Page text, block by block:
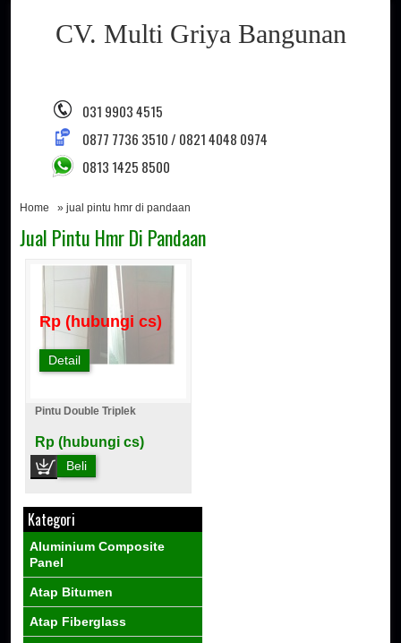
CV. Multi Griya Bangunan
031 9903 4515
0877 7736 3510 / 0821 4048 0974
0813 1425 8500
Home » jual pintu hmr di pandaan
Jual Pintu Hmr Di Pandaan
Rp (hubungi cs)
Detail
Pintu Double Triplek
Rp (hubungi cs)
Beli
Kategori
Aluminium Composite
Panel
Atap Bitumen
Atap Fiberglass